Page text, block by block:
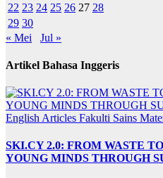
22 23 24 25 26 27 28
29 30
« Mei
Jul »
Artikel Bahasa Inggeris
English Articles Fakulti Sains
SKI.CY 2.0: FROM WASTE
YOUNG MINDS THROUGH